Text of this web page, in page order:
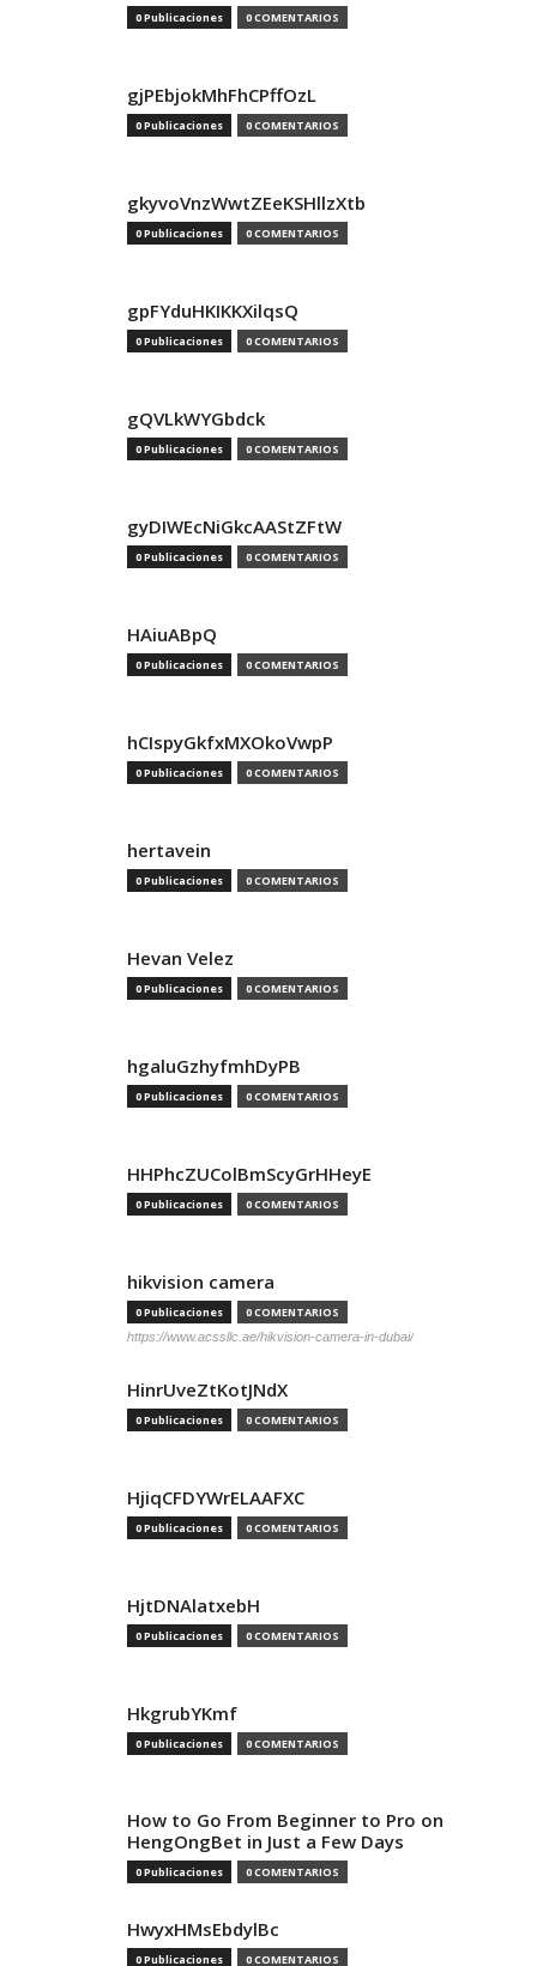
0 Publicaciones 0 COMENTARIOS
gjPEbjokMhFhCPffOzL
0 Publicaciones 0 COMENTARIOS
gkyvoVnzWwtZEeKSHllzXtb
0 Publicaciones 0 COMENTARIOS
gpFYduHKIKKXilqsQ
0 Publicaciones 0 COMENTARIOS
gQVLkWYGbdck
0 Publicaciones 0 COMENTARIOS
gyDIWEcNiGkcAAStZFtW
0 Publicaciones 0 COMENTARIOS
HAiuABpQ
0 Publicaciones 0 COMENTARIOS
hCIspyGkfxMXOkoVwpP
0 Publicaciones 0 COMENTARIOS
hertavein
0 Publicaciones 0 COMENTARIOS
Hevan Velez
0 Publicaciones 0 COMENTARIOS
hgaluGzhyfmhDyPB
0 Publicaciones 0 COMENTARIOS
HHPhcZUColBmScyGrHHeyE
0 Publicaciones 0 COMENTARIOS
hikvision camera
0 Publicaciones 0 COMENTARIOS
https://www.acssllc.ae/hikvision-camera-in-dubai/
HinrUveZtKotJNdX
0 Publicaciones 0 COMENTARIOS
HjiqCFDYWrELAAFXC
0 Publicaciones 0 COMENTARIOS
HjtDNAlatxebH
0 Publicaciones 0 COMENTARIOS
HkgrubYKmf
0 Publicaciones 0 COMENTARIOS
How to Go From Beginner to Pro on
HengOngBet in Just a Few Days
0 Publicaciones 0 COMENTARIOS
HwyxHMsEbdylBc
0 Publicaciones 0 COMENTARIOS